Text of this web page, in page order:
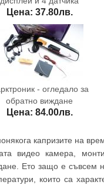
Цена: 37.80лв.
- огледало за
обратно виждане
Цена: 84.00лв.
капризите на
видео камера,
Ето защо е съвсем
които са